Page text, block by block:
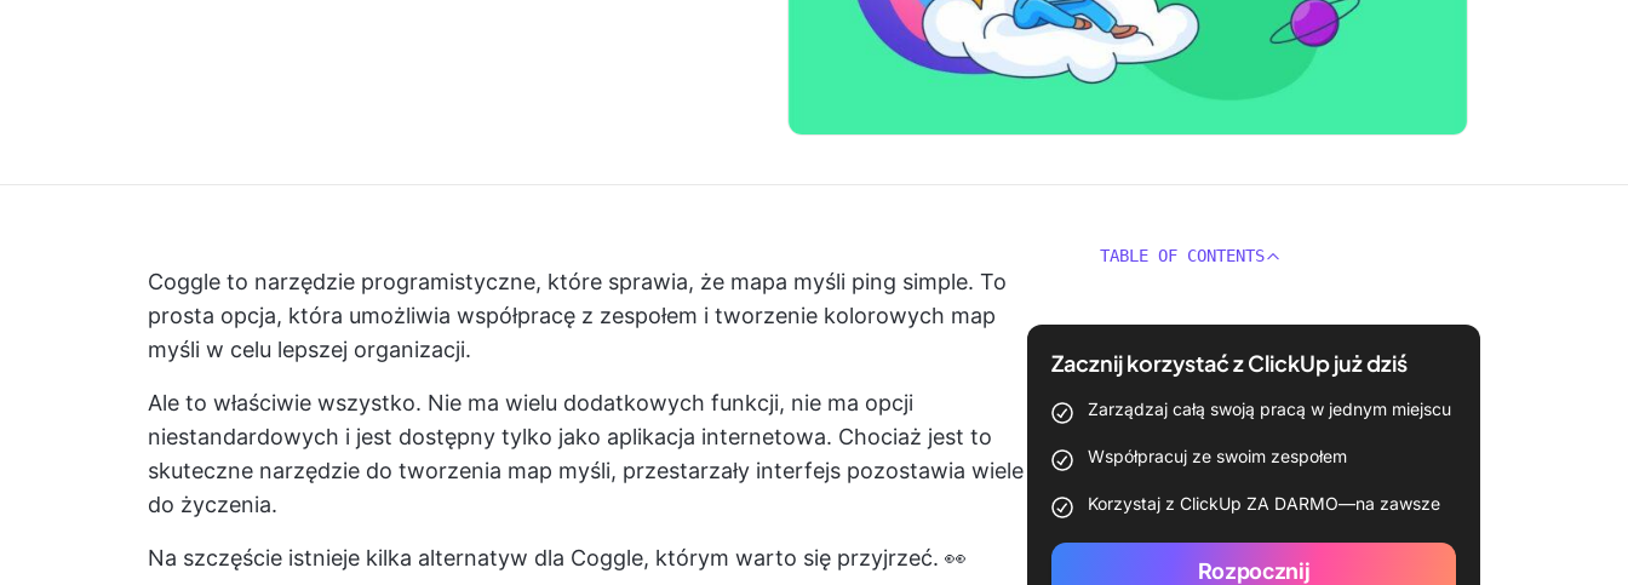
Coggle to narzędzie programistyczne, które sprawia, że mapa myśli ping simple. To
prosta opcja, która umożliwia współpracę z zespołem i tworzenie kolorowych map
myśli w celu lepszej organizacji.
Ale to właściwie wszystko. Nie ma wielu dodatkowych funkcji, nie ma opcji
niestandardowych i jest dostępny tylko jako aplikacja internetowa. Chociaż jest to
skuteczne narzędzie do tworzenia map myśli, przestarzały interfejs pozostawia wiele
do życzenia.
Na szczęście istnieje kilka alternatyw dla Coggle, którym warto się przyjrzeć. 👀
TABLE OF CONTENTS
Zacznij korzystać z ClickUp już dziś
Zarządzaj całą swoją pracą w jednym miejscu
Współpracuj ze swoim zespołem
Korzystaj z ClickUp ZA DARMO—na zawsze
Rozpocznij